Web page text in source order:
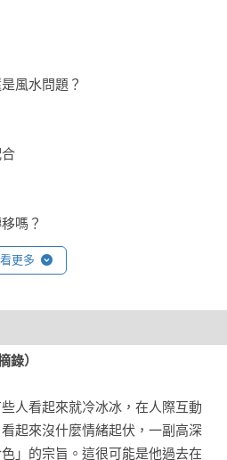
風水問題？
嗎？
係、情緒隔離、
限
看更多
錄）
看起來就冷冰冰，在人際互動
起來沒什麼情緒起伏，一副高深
」的宗旨。這很可能是他過去在